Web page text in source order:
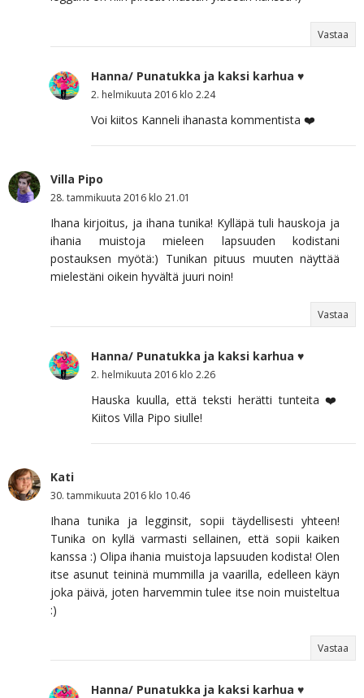
Vastaa
Hanna/ Punatukka ja kaksi karhua ♥
2. helmikuuta 2016 klo 2.24
Voi kiitos Kanneli ihanasta kommentista ❤️
Villa Pipo
28. tammikuuta 2016 klo 21.01
Ihana kirjoitus, ja ihana tunika! Kylläpä tuli hauskoja ja
ihania muistoja mieleen lapsuuden kodistani
postauksen myötä:) Tunikan pituus muuten näyttää
mielestäni oikein hyvältä juuri noin!
Vastaa
Hanna/ Punatukka ja kaksi karhua ♥
2. helmikuuta 2016 klo 2.26
Hauska kuulla, että teksti herätti tunteita ❤️
Kiitos Villa Pipo siulle!
Kati
30. tammikuuta 2016 klo 10.46
Ihana tunika ja legginsit, sopii täydellisesti yhteen!
Tunika on kyllä varmasti sellainen, että sopii kaiken
kanssa :) Olipa ihania muistoja lapsuuden kodista! Olen
itse asunut teininä mummilla ja vaarilla, edelleen käyn
joka päivä, joten harvemmin tulee itse noin muisteltua
:)
Vastaa
Hanna/ Punatukka ja kaksi karhua ♥